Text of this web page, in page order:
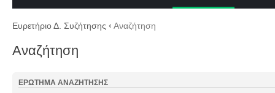
Ευρετήριο Δ. Συζήτησης ‹ Αναζήτηση
Αναζήτηση
ΕΡΏΤΗΜΑ ΑΝΑΖΉΤΗΣΗΣ